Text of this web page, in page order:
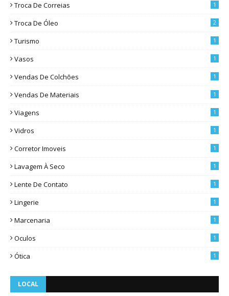
Troca De Correias 1
Troca De Óleo 2
Turismo 1
Vasos 1
Vendas De Colchões 1
Vendas De Materiais 1
Viagens 1
Vidros 1
Corretor Imoveis 1
Lavagem À Seco 1
Lente De Contato 1
Lingerie 1
Marcenaria 1
Oculos 1
Ótica 1
LOCAL